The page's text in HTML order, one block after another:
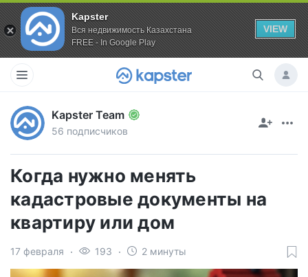
Kapster
Вся недвижимость Казахстана
FREE - In Google Play
VIEW
Kapster Team
56 подписчиков
Когда нужно менять
кадастровые документы на
квартиру или дом
17 февраля 193 2 минуты